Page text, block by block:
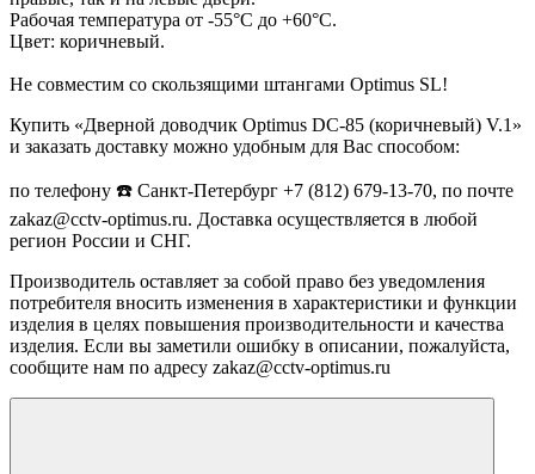
Рабочая температура от -55°С до +60°С.
Цвет: коричневый.
Не совместим со скользящими штангами Optimus SL!
Купить «Дверной доводчик Optimus DC-85 (коричневый) V.1»
и заказать доставку можно удобным для Вас способом:
по телефону ☎️ Санкт-Петербург +7 (812) 679-13-70, по почте
zakaz@cctv-optimus.ru. Доставка осуществляется в любой
регион России и СНГ.
Производитель оставляет за собой право без уведомления
потребителя вносить изменения в характеристики и функции
изделия в целях повышения производительности и качества
изделия. Если вы заметили ошибку в описании, пожалуйста,
сообщите нам по адресу zakaz@cctv-optimus.ru